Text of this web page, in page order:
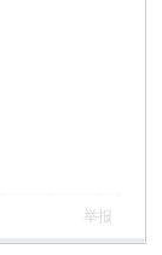
举报